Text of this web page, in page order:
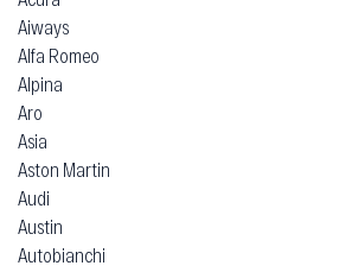
Aiways
Alfa Romeo
Alpina
Aro
Asia
Aston Martin
Audi
Austin
Autobianchi